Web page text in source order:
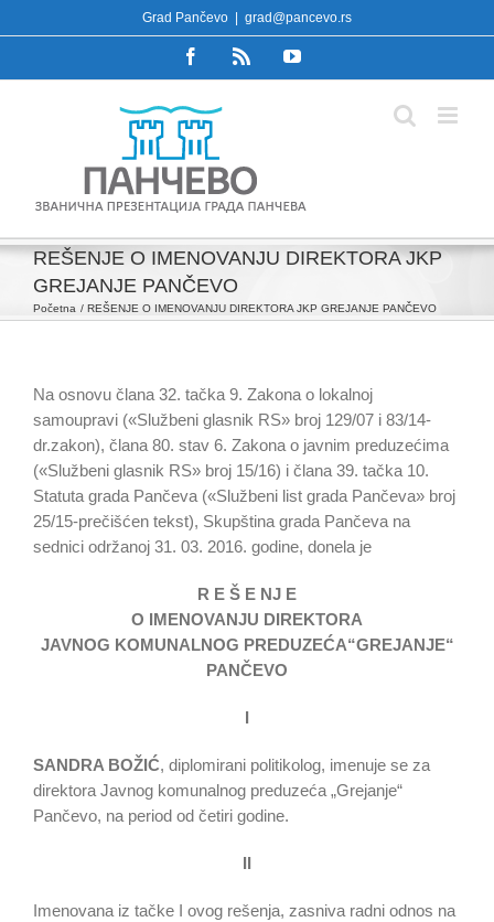
to
Grad Pančevo grad@pancevo.rs
FacebookRss YouTube
REŠENJE O IMENOVANJU DIREKTORA JKP
GREJANJE PANČEVO
Početna REŠENJE O IMENOVANJU DIREKTORA JKP GREJANJE PANČEVO
Na osnovu člana 32. tačka 9. Zakona o lokalnoj
samoupravi («Službeni glasnik RS» broj 129/07 i 83/14-
dr.zakon), člana 80. stav 6. Zakona o javnim preduzećima
(«Službeni glasnik RS» broj 15/16) i člana 39. tačka 10.
Statuta grada Pančeva («Službeni list grada Pančeva» broj
25/15-prečišćen tekst), Skupština grada Pančeva na
sednici održanoj 31. 03. 2016. godine, donela je
R E Š E NJ E
O IMENOVANJU DIREKTORA
JAVNOG KOMUNALNOG PREDUZEĆA“GREJANJE“
PANČEVO
I
SANDRA BOŽIĆ, diplomirani politikolog, imenuje se za
direktora Javnog komunalnog preduzeća „Grejanje“
Pančevo, na period od četiri godine.
II
Imenovana iz tačke I ovog rešenja, zasniva radni odnos na